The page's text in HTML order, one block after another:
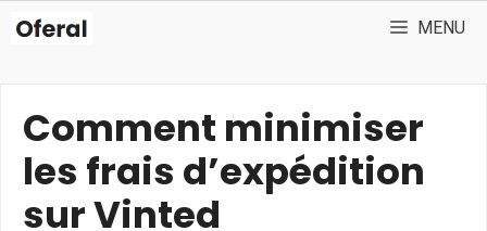
MENU
Comment minimiser
les frais d’expédition
sur Vinted